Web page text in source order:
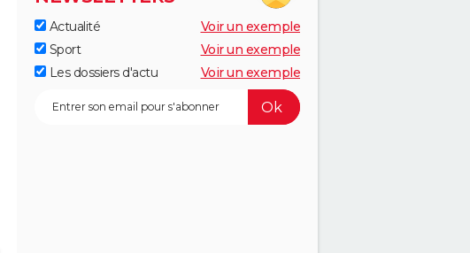
Actualité
Voir un exemple
Sport
Voir un exemple
Les dossiers d'actu
Voir un exemple